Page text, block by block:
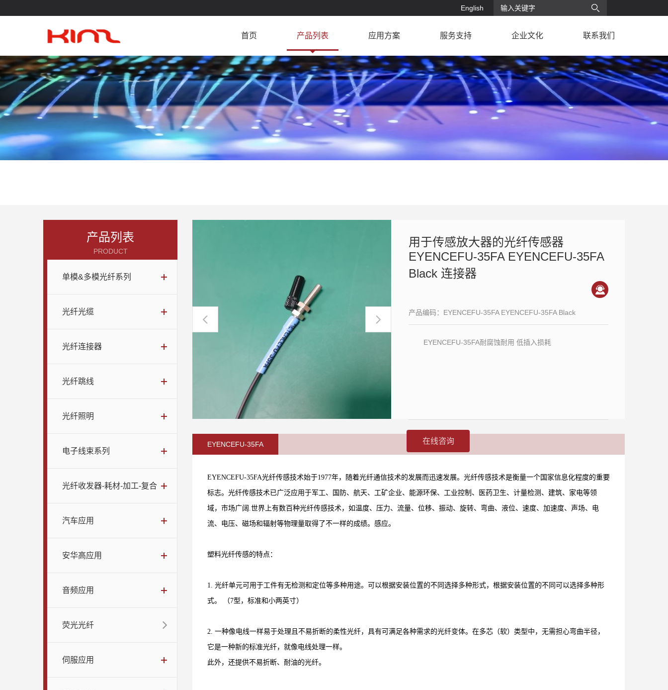
English
首页 产品列表 应用方案 服务支持 企业文化 联系我们
产品列表
PRODUCT
单模&多模光纤系列
光纤光缆
光纤连接器
光纤跳线
光纤照明
电子线束系列
光纤收发器-耗材-加工-复合
汽车应用
安华高应用
音频应用
荧光光纤
伺服应用
用于传感放大器的光纤传感器
EYENCEFU-35FA EYENCEFU-35FA
Black 连接器
产品编码：EYENCEFU-35FA EYENCEFU-35FA Black
EYENCEFU-35FA耐腐蚀耐用 低插入损耗
在线咨询
EYENCEFU-35FA
EYENCEFU-35FA光纤传感技术始于1977年，随着光纤通信技术的发展而迅速发展。光纤传感技术是衡量一个国家信息化程度的重要
标志。光纤传感技术已广泛应用于军工、国防、航天、工矿企业、能源环保、工业控制、医药卫生、计量检测、建筑、家电等领
域，市场广阔 .世界上有数百种光纤传感技术，如温度、压力、流量、位移、振动、旋转、弯曲、液位、速度、加速度、声场、电
流、电压、磁场和辐射等物理量取得了不一样的成绩。感应。
塑料光纤传感的特点：
1. 光纤单元可用于工件有无检测和定位等多种用途。可以根据安装位置的不同选择多种形式，根据安装位置的不同可以选择多种形
式。 （7型，标准和小两英寸）
2. 一种像电线一样易于处理且不易折断的柔性光纤，具有可满足各种需求的光纤变体。在多芯（软）类型中，无需担心弯曲半径，
它是一种新的标准光纤，就像电线处理一样。
此外，还提供不易折断、耐油的光纤。